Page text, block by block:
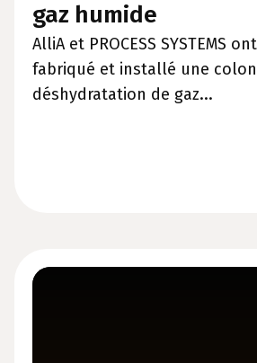
gaz humide
AlliA et PROCESS SYSTEMS
fabriqué et installé une
déshydratation de gaz...